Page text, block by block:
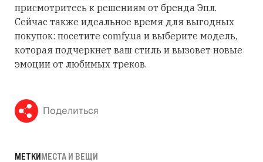
присмотритесь к решениям от бренда Эпл.
Сейчас также идеальное время для выгодных
покупок: посетите comfy.ua и выберите модель,
которая подчеркнет ваш стиль и вызовет новые
эмоции от любимых треков.
Поделиться
МЕТКИМЕСТА И ВЕЩИ